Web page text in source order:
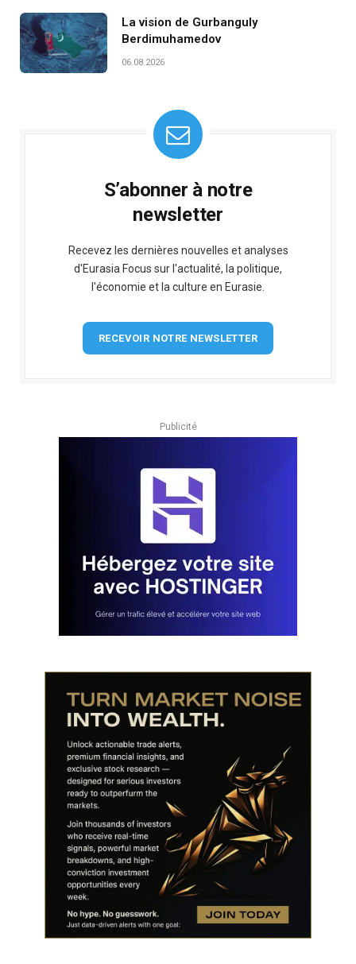
La vision de Gurbanguly
Berdimuhamedov
06.08.2026
S’abonner à notre
newsletter
Recevez les dernières nouvelles et analyses
d'Eurasia Focus sur l'actualité, la politique,
l'économie et la culture en Eurasie.
RECEVOIR NOTRE NEWSLETTER
Publicité